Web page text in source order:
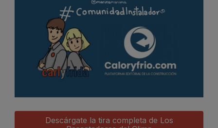
Descárgate la tira completa de Los